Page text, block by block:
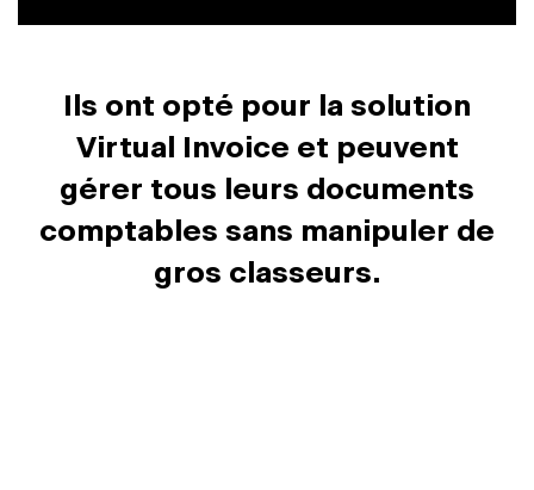
Ils ont opté pour la solution
Virtual Invoice et peuvent
gérer tous leurs documents
comptables sans manipuler de
gros classeurs.